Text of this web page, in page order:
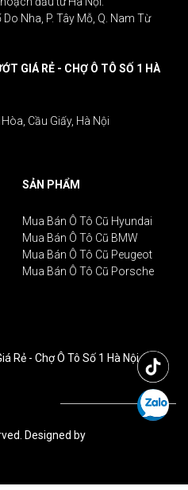
Nha, P. Tây Mỗ, Q. Nam Từ
GIÁ RẺ - CHỢ Ô TÔ SỐ 1 HÀ
Cầu Giấy, Hà Nội
SẢN PHẨM
Mua Bán Ô Tô Cũ Hyundai
Mua Bán Ô Tô Cũ BMW
Mua Bán Ô Tô Cũ Peugeot
Mua Bán Ô Tô Cũ Porsche
Rẻ - Chợ Ô Tô Số 1 Hà Nội
Designed by